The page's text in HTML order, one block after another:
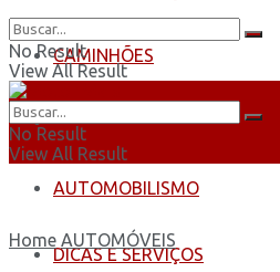
CAMINHÕES
ÔNIBUS
AUTOMOBILISMO
DICAS E SERVIÇOS
No Result
View All Result
No Result
View All Result
Home AUTOMÓVEIS